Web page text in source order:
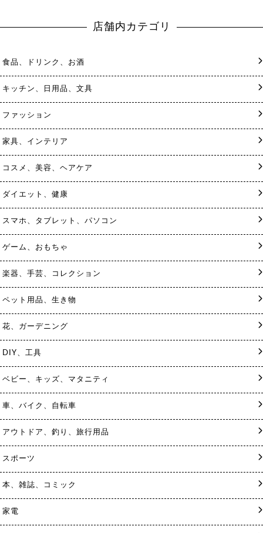
店舗内カテゴリ
食品、ドリンク、お酒
キッチン、日用品、文具
ファッション
家具、インテリア
コスメ、美容、ヘアケア
ダイエット、健康
スマホ、タブレット、パソコン
ゲーム、おもちゃ
楽器、手芸、コレクション
ペット用品、生き物
花、ガーデニング
DIY、工具
ベビー、キッズ、マタニティ
車、バイク、自転車
アウトドア、釣り、旅行用品
スポーツ
本、雑誌、コミック
家電